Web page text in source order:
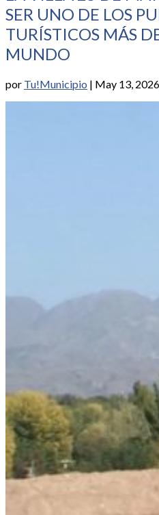
SER UNO DE LOS
TURÍSTICOS MÁS
MUNDO
por Tu!Municipio | May 13, 2026